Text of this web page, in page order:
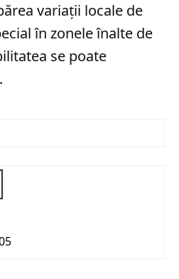
variații locale de
în zonele înalte de
se poate